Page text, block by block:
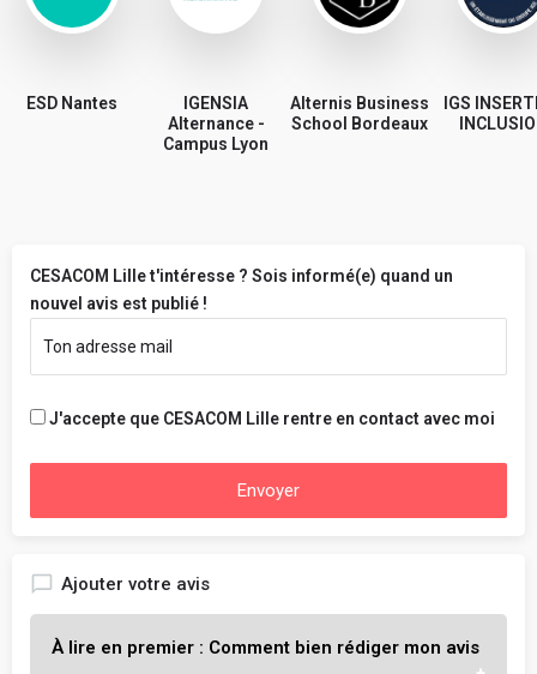
ESD Nantes
IGENSIA
Alternance -
Campus Lyon
Alternis Business
School Bordeaux
IGS
CESACOM Lille t'intéresse ? Sois informé(e) quand un
nouvel avis est publié !
J'accepte que CESACOM Lille rentre en contact avec moi
Envoyer
Ajouter votre avis
À lire en premier : Comment bien rédiger mon avis